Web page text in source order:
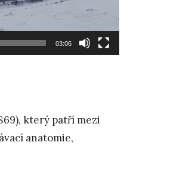
03:06
který patří mezi
anatomie,